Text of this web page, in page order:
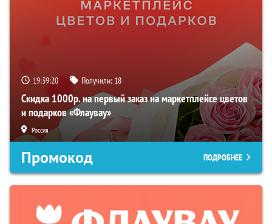
19:39:19 Получили: 18
Скидка 1000р. на первый заказ на маркетплейсе цветов
и подарков «Флаувау»
Россия
Промокод ПОДРОБНЕЕ